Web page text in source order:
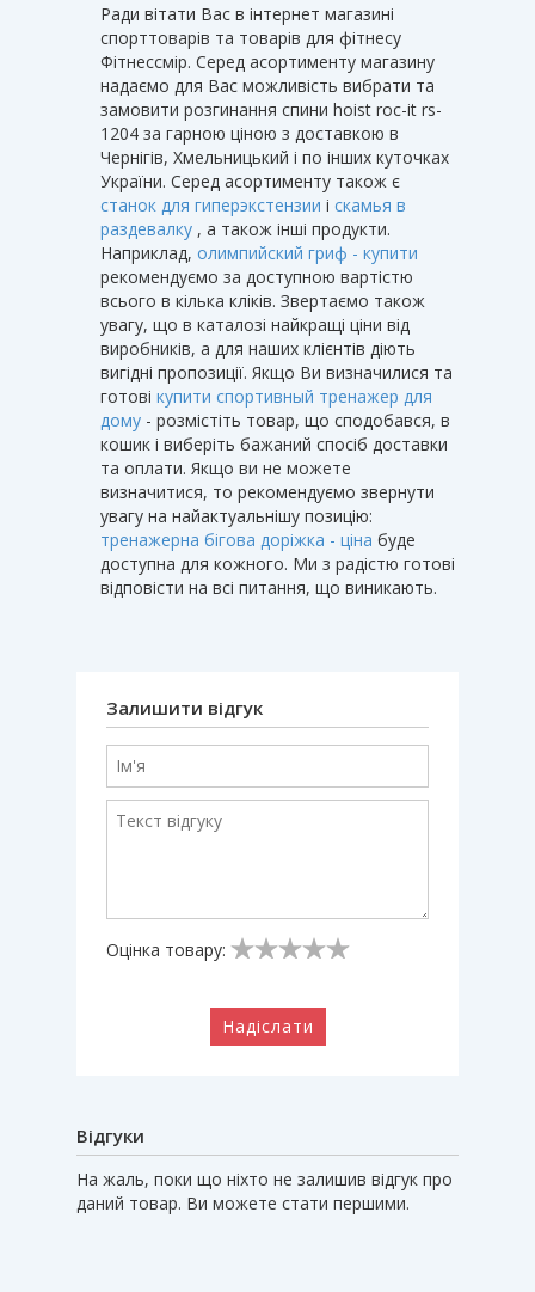
Ради вітати Вас в інтернет магазині
спорттоварів та товарів для фітнесу
Фітнессмір. Серед асортименту магазину
надаємо для Вас можливість вибрати та
замовити розгинання спини hoist roc-it rs-
1204 за гарною ціною з доставкою в
Чернігів, Хмельницький і по інших куточках
України. Серед асортименту також є
станок для гиперэкстензии і скамья в
раздевалку , а також інші продукти.
Наприклад, олимпийский гриф - купити
рекомендуємо за доступною вартістю
всього в кілька кліків. Звертаємо також
увагу, що в каталозі найкращі ціни від
виробників, а для наших клієнтів діють
вигідні пропозиції. Якщо Ви визначилися та
готові купити спортивный тренажер для
дому - розмістіть товар, що сподобався, в
кошик і виберіть бажаний спосіб доставки
та оплати. Якщо ви не можете
визначитися, то рекомендуємо звернути
увагу на найактуальнішу позицію:
тренажерна бігова доріжка - ціна буде
доступна для кожного. Ми з радістю готові
відповісти на всі питання, що виникають.
Залишити відгук
Оцінка товару:
Надіслати
Відгуки
На жаль, поки що ніхто не залишив відгук про
даний товар. Ви можете стати першими.